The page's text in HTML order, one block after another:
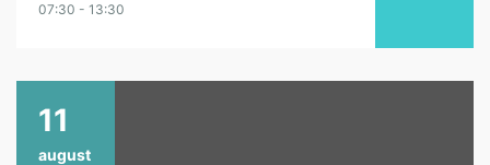
07:30 - 13:30
11
august